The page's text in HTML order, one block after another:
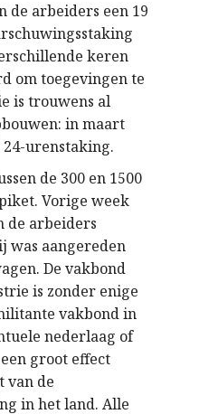
de arbeiders een 19
keren
om toegevingen te
is trouwens al
in maart
24-urenstaking.
de 300 en 1500
Vorige week
de arbeiders
was aangereden
De vakbond
is zonder enige
vakbond in
nederlaag of
groot effect
van de
in het land. Alle